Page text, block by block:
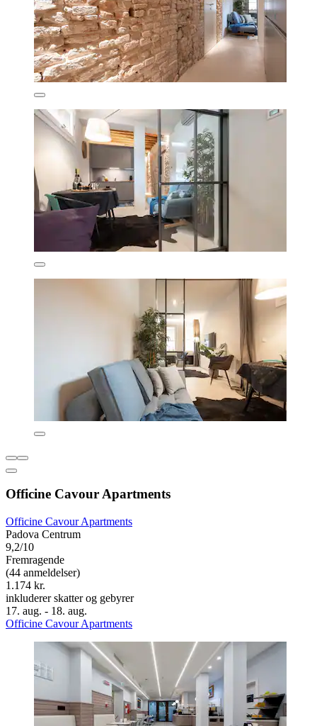
Officine Cavour Apartments
Officine Cavour Apartments
Padova Centrum
9,2/10
Fremragende
(44 anmeldelser)
1.174 kr.
inkluderer skatter og gebyrer
17. aug. - 18. aug.
Officine Cavour Apartments